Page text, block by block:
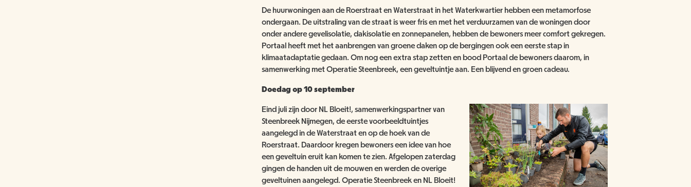
De huurwoningen aan de Roerstraat en Waterstraat in het Waterkwartier hebben een metamorfose
ondergaan. De uitstraling van de straat is weer fris en met het verduurzamen van de woningen door
onder andere gevelisolatie, dakisolatie en zonnepanelen, hebben de bewoners meer comfort gekregen.
Portaal heeft met het aanbrengen van groene daken op de bergingen ook een eerste stap in
klimaatadaptatie gedaan. Om nog een extra stap zetten en bood Portaal de bewoners daarom, in
samenwerking met Operatie Steenbreek, een geveltuintje aan. Een blijvend en groen cadeau.
Doedag op 10 september
Eind juli zijn door NL Bloeit!, samenwerkingspartner van
Steenbreek Nijmegen, de eerste voorbeeldtuintjes
aangelegd in de Waterstraat en op de hoek van de
Roerstraat. Daardoor kregen bewoners een idee van hoe
een geveltuin eruit kan komen te zien. Afgelopen zaterdag
gingen de handen uit de mouwen en werden de overige
geveltuinen aangelegd. Operatie Steenbreek en NL Bloeit!